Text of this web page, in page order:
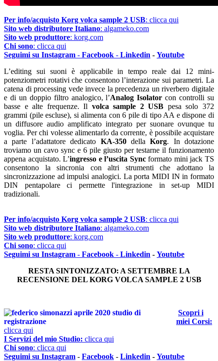
Per info/acquisto Korg volca sample 2 USB: clicca qui
Sito web distributore Italiano: algameko.com
Sito web produttore: korg.com
Chi sono: clicca qui
Seguimi su Instagram - Facebook - Linkedin - Youtube
L’editing sui suoni è applicabile in tempo reale dai 12 mini-
potenziometri rotativi che consentono l’interazione sui parametri. La
catena di processing vede invece la precedenza un riverbero digitale
e di un doppio filtro analogico, l’Analog Isolatorcon controlli su
basse e alte frequenze. Il volca sample 2 USB pesa solo 372
grammi (pile escluse), si alimenta con 6 pile di tipo AA e dispone di
un diffusore audio amplificato integrato per suonare ovunque tu
voglia. Per chi volesse alimentarlo da corrente, è possibile acquistare
a parte l’adattatore dedicato KA-350 dellaKorg. In dotazione
troviamo un cavo sync e 6 pile giusto per testarne il funzionamento
appena acquistato. L’ingresso e l’uscita Syncformato mini jack TS
consentono la sincronia con altri strumenti che adottano la
sincronizzazione ad impulsi analogici. La porta MIDI IN in formato
DIN pentapolare ci permette l'integrazione in set-up MIDI
tradizionali.
Per info/acquisto Korg volca sample 2 USB: clicca qui
Sito web distributore Italiano: algameko.com
Sito web produttore: korg.com
Chi sono: clicca qui
Seguimi su Instagram - Facebook - Linkedin - Youtube
RESTA SINTONIZZATO: A SETTEMBRE LA
RECENSIONE DEL KORG VOLCA SAMPLE 2 USB
Scopri i
miei Corsi:
clicca qui
I Servizi del mio Studio: clicca qui
Chi sono: clicca qui
Seguimi su Instagram - Facebook - Linkedin - Youtube